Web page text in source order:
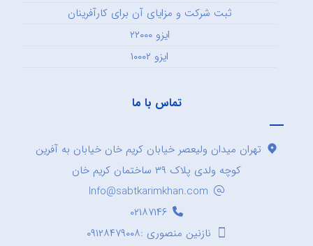
ثبت شرکت و مزایای آن برای کارآفرینان
ایزو ۲۲۰۰۰
ایزو ۱۰۰۰۲
تماس با ما
تهران میدان ولیعصر خیابان کریم خان خیابان به آفرین
کوچه ولدی پلاک ۳۹ ساختمان کریم خان
Info@sabtkarimkhan.com
۰۲۱۸۷۱۴۶
نازنین منصوری :۰۹۱۲۸۴۷۹۰۰۸